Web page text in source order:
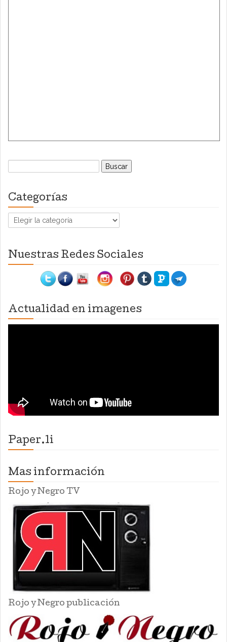
Buscar:
Categorías
Categorías
Nuestras Redes Sociales
Actualidad en imagenes
Paper.li
Mas información
Rojo y Negro TV
Rojo y Negro publicación